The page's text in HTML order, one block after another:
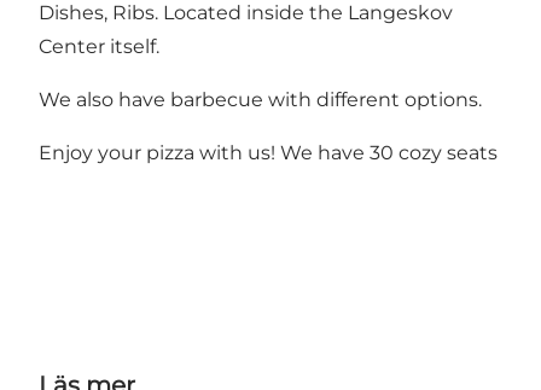
Dishes, Ribs. Located inside the Langeskov
Center itself.
We also have barbecue with different options.
Enjoy your pizza with us! We have 30 cozy seats